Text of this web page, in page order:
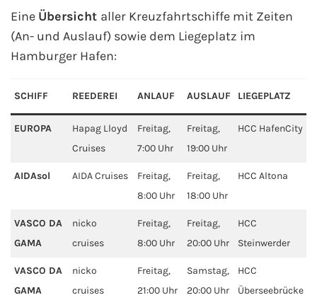
Mittelmeer-Kreuzfahrt
Kanaren-Kreuzfahrt
Karibik-Kreuzfahrt
Ostsee-Kreuzfahrt
Orient-Kreuzfahrt
Weltreise-Kreuzfahrt
Eine Übersicht aller Kreuzfahrtschiffe mit Zeiten
(An- und Auslauf) sowie dem Liegeplatz im
Hamburger Hafen:
SCHIFF REEDEREI ANLAUF AUSLAUF LIEGEPLATZ
EUROPA
Hapag Lloyd
Cruises
Freitag,
7:00 Uhr
Freitag,
19:00 Uhr
HCC HafenCity
AIDAsol AIDA Cruises
Freitag,
8:00 Uhr
Freitag,
18:00 Uhr
HCC Altona
VASCO DA
GAMA
nicko
cruises
Freitag,
8:00 Uhr
Freitag,
20:00 Uhr
HCC
Steinwerder
VASCO DA
GAMA
nicko
cruises
Freitag,
21:00 Uhr
Samstag,
20:00 Uhr
HCC
Überseebrücke